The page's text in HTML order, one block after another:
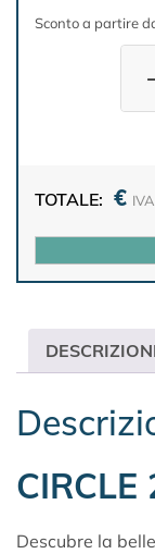
Sconto a partire
TOTALE: €
CIRCLE
Descubre la